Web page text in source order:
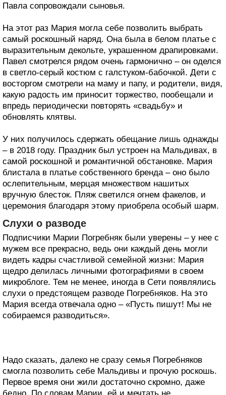
Павла сопровождали сыновья.
На этот раз Мария могла себе позволить выбрать
самый роскошный наряд. Она была в белом платье с
выразительным декольте, украшенном драпировками.
Павел смотрелся рядом очень гармонично – он оделся
в светло-серый костюм с галстуком-бабочкой. Дети с
восторгом смотрели на маму и папу, и родители, видя,
какую радость им приносит торжество, пообещали и
впредь периодически повторять «свадьбу» и
обновлять клятвы.
У них получилось сдержать обещание лишь однажды
– в 2018 году. Праздник был устроен на Мальдивах, в
самой роскошной и романтичной обстановке. Мария
блистала в платье собственного бренда – оно было
ослепительным, мерцая множеством нашитых
вручную блесток. Пляж светился огнем факелов, и
церемония благодаря этому приобрела особый шарм.
Слухи о разводе
Подписчики Марии Погребняк были уверены – у нее с
мужем все прекрасно, ведь они каждый день могли
видеть кадры счастливой семейной жизни: Мария
щедро делилась личными фотографиями в своем
микроблоге. Тем не менее, иногда в Сети появлялись
слухи о предстоящем разводе Погребняков. На это
Мария всегда отвечала одно – «Пусть пишут! Мы не
собираемся разводиться».
Надо сказать, далеко не сразу семья Погребняков
смогла позволить себе Мальдивы и прочую роскошь.
Первое время они жили достаточно скромно, даже
бедно. По словам Марии, ей и мечтать не